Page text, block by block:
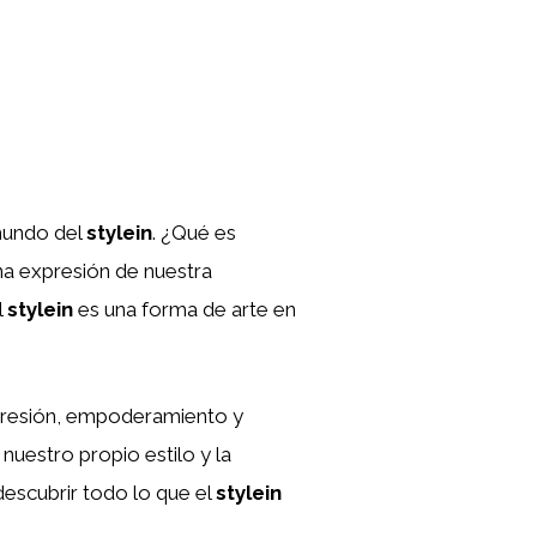
delstylein. ¿Qué es
expresión de nuestra
stylein es una forma de arte en
empoderamiento y
propio estilo y la
todo lo que elstylein